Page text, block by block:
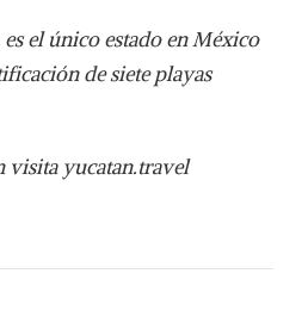
el único estado en México
de siete playas
visita yucatan.travel